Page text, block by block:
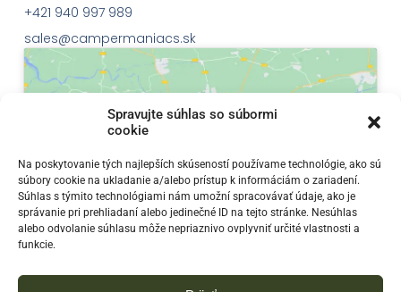
Spravujte súhlas so súbormi
cookie
Na poskytovanie tých najlepších skúseností používame technológie, ako sú
súbory cookie na ukladanie a/alebo prístup k informáciám o zariadení.
Súhlas s týmito technológiami nám umožní spracovávať údaje, ako je
správanie pri prehliadaní alebo jedinečné ID na tejto stránke. Nesúhlas
alebo odvolanie súhlasu môže nepriaznivo ovplyvniť určité vlastnosti a
funkcie.
+421 940 997 989
sales@campermaniacs.sk
Klepnutím přijměte marketingové soubory
cookie a povolte tento obsah